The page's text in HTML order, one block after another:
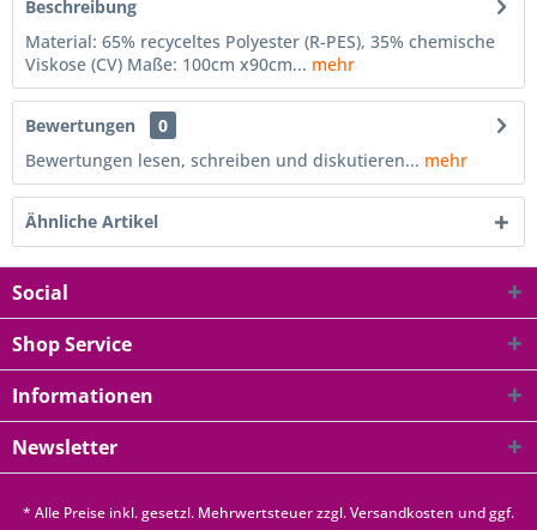
Beschreibung
Material: 65% recyceltes Polyester (R-PES), 35% chemische
Viskose (CV) Maße: 100cm x90cm... mehr
Bewertungen
0
Bewertungen lesen, schreiben und diskutieren... mehr
Ähnliche Artikel
Social
Shop Service
Informationen
Newsletter
* Alle Preise inkl. gesetzl. Mehrwertsteuer zzgl.Versandkosten und ggf.